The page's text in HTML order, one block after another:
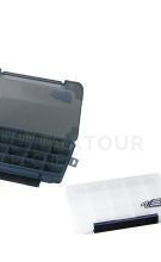
VOIR LE PRODUIT